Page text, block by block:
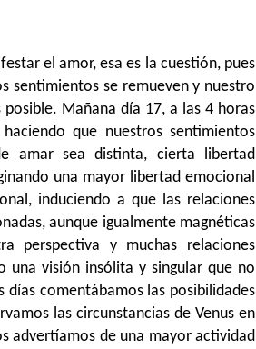
el amor, esa es la cuestión, pues
sentimientos se remueven y nuestro
Mañana día 17, a las 4 horas
que nuestros sentimientos
amar sea distinta, cierta libertad
una mayor libertad emocional
induciendo a que las relaciones
aunque igualmente magnéticas
perspectiva y muchas relaciones
una visión insólita y singular que no
comentábamos las posibilidades
las circunstancias de Venus en
advertíamos de una mayor actividad